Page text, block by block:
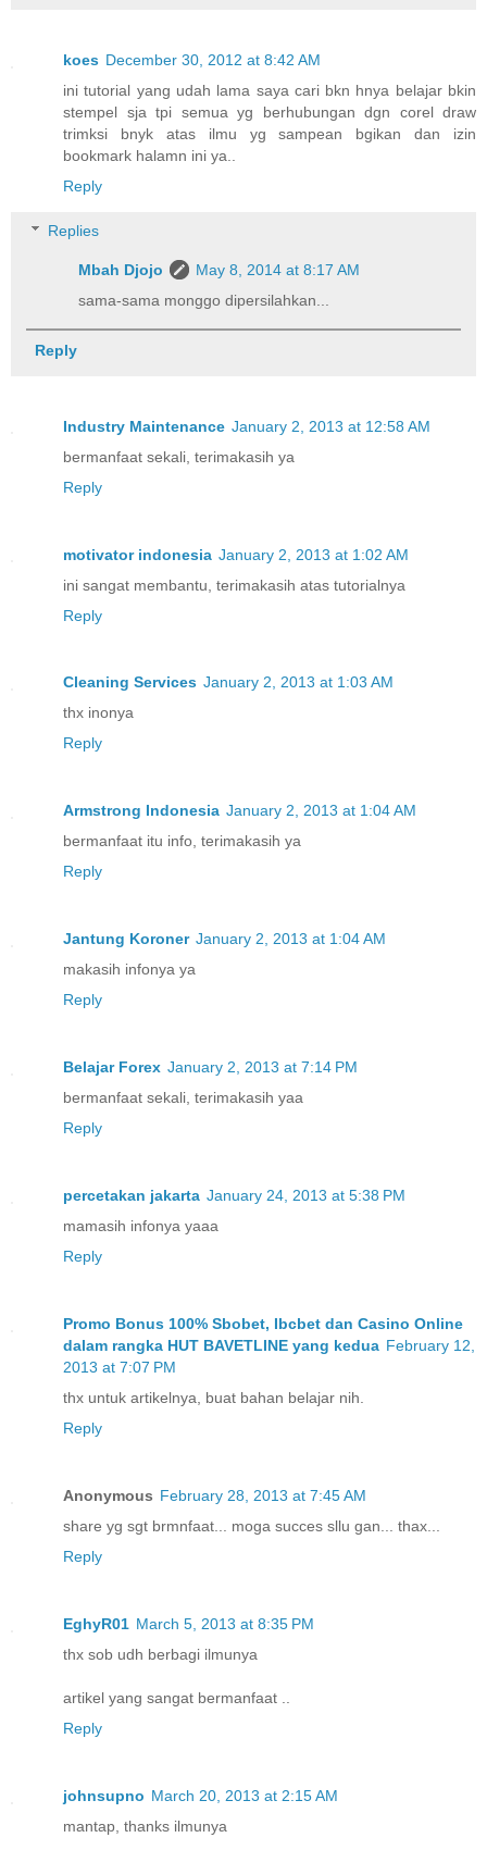
koes December 30, 2012 at 8:42 AM
ini tutorial yang udah lama saya cari bkn hnya belajar bkin
stempel sja tpi semua yg berhubungan dgn corel draw
trimksi bnyk atas ilmu yg sampean bgikan dan izin
bookmark halamn ini ya..
Reply
Replies
Mbah Djojo
May 8, 2014 at 8:17 AM
sama-sama monggo dipersilahkan...
Reply
Industry Maintenance January 2, 2013 at 12:58 AM
bermanfaat sekali, terimakasih ya
Reply
motivator indonesia January 2, 2013 at 1:02 AM
ini sangat membantu, terimakasih atas tutorialnya
Reply
Cleaning Services January 2, 2013 at 1:03 AM
thx inonya
Reply
Armstrong Indonesia January 2, 2013 at 1:04 AM
bermanfaat itu info, terimakasih ya
Reply
Jantung Koroner January 2, 2013 at 1:04 AM
makasih infonya ya
Reply
Belajar Forex January 2, 2013 at 7:14 PM
bermanfaat sekali, terimakasih yaa
Reply
percetakan jakarta January 24, 2013 at 5:38 PM
mamasih infonya yaaa
Reply
Promo Bonus 100% Sbobet, Ibcbet dan Casino Online
dalam rangka HUT BAVETLINE yang kedua February 12,
2013 at 7:07 PM
thx untuk artikelnya, buat bahan belajar nih.
Reply
Anonymous February 28, 2013 at 7:45 AM
share yg sgt brmnfaat... moga succes sllu gan... thax...
Reply
EghyR01 March 5, 2013 at 8:35 PM
thx sob udh berbagi ilmunya
artikel yang sangat bermanfaat ..
Reply
johnsupno March 20, 2013 at 2:15 AM
mantap, thanks ilmunya